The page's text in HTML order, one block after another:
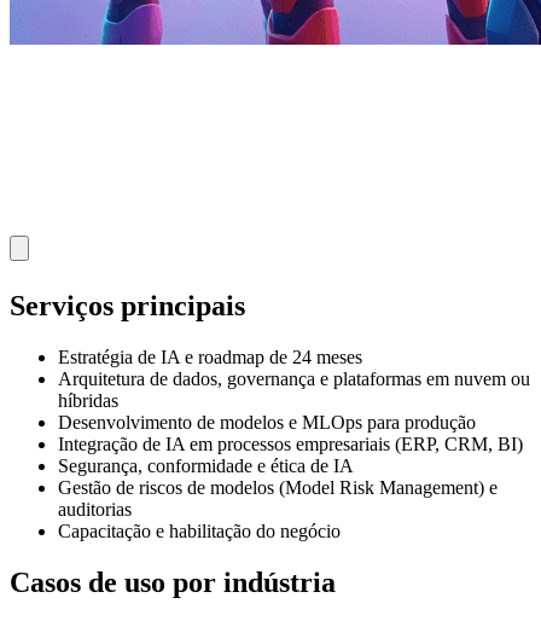
Serviços principais
Estratégia de IA e roadmap de 24 meses
Arquitetura de dados, governança e plataformas em nuvem ou
híbridas
Desenvolvimento de modelos e MLOps para produção
Integração de IA em processos empresariais (ERP, CRM, BI)
Segurança, conformidade e ética de IA
Gestão de riscos de modelos (Model Risk Management) e
auditorias
Capacitação e habilitação do negócio
Casos de uso por indústria